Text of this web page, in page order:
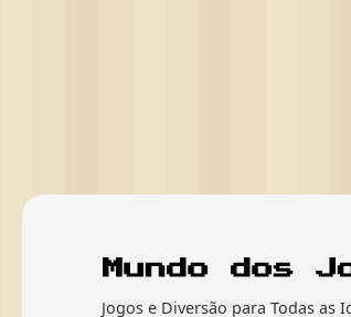
Jogos e Diversão para Todas as